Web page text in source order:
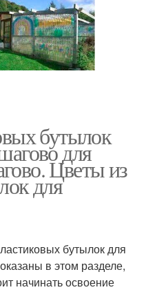
бутылок
для
Цветы из
для
бутылок для
в этом разделе,
начинать освоение